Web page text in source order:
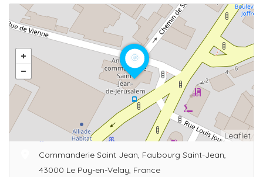
Leaflet
Commanderie Saint Jean, Faubourg Saint-Jean,
43000 Le Puy-en-Velay, France